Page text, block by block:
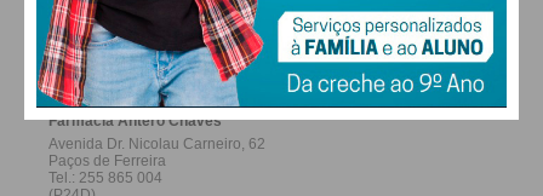
FARMACIAS DE SERVIÇO EM PAÇOS DE
FERREIRA